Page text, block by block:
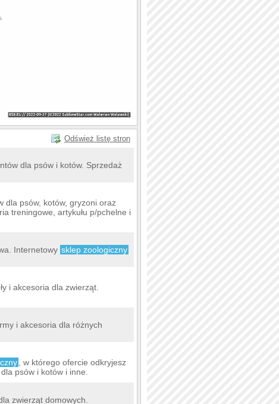
Odśwież listę stron
dla psów i kotów. Sprzedaż
dla psów, kotów, gryzoni oraz
treningowe, artykułu p/pchelne i
Internetowy sklep zoologiczny
i akcesoria dla zwierząt.
i akcesoria dla różnych
, w którego ofercie odkryjesz
psów i kotów i inne.
zwierząt domowych.